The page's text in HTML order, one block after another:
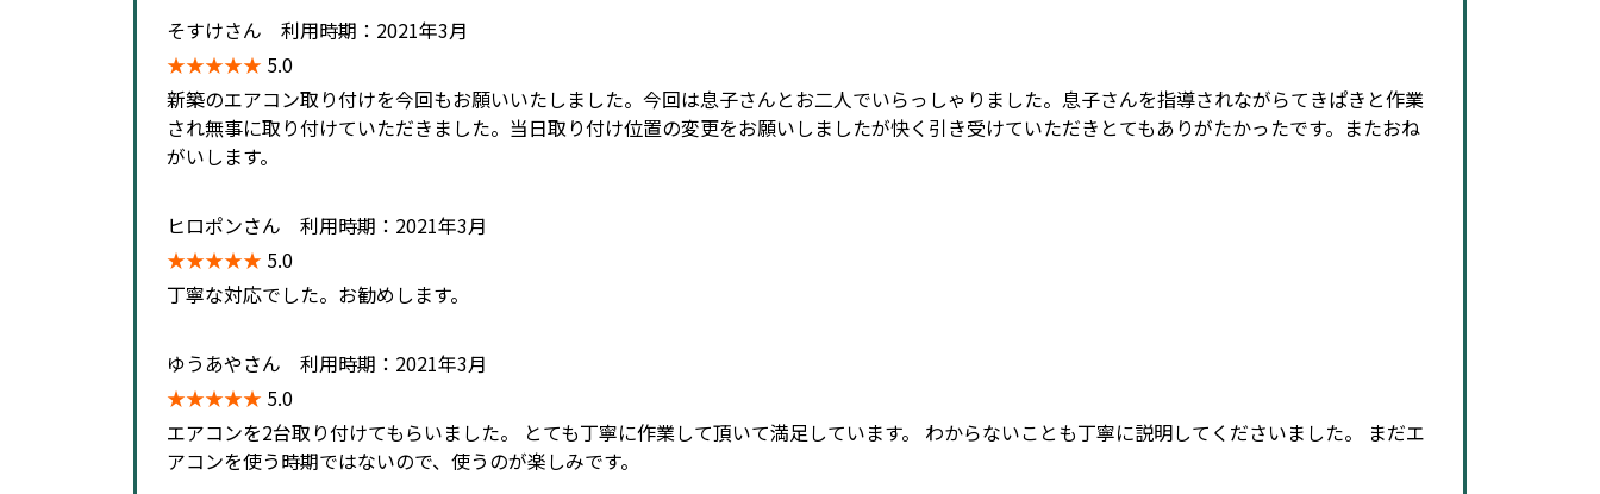
そすけさん 利用時期：2021年3月
★★★★★ 5.0
新築のエアコン取り付けを今回もお願いいたしました。今回は息子さんとお二人でいらっしゃりました。息子さんを指導されながらてきぱきと作業
され無事に取り付けていただきました。当日取り付け位置の変更をお願いしましたが快く引き受けていただきとてもありがたかったです。またおね
がいします。
ヒロポンさん 利用時期：2021年3月
★★★★★ 5.0
丁寧な対応でした。お勧めします。
ゆうあやさん 利用時期：2021年3月
★★★★★ 5.0
エアコンを2台取り付けてもらいました。 とても丁寧に作業して頂いて満足しています。 わからないことも丁寧に説明してくださいました。 まだエ
アコンを使う時期ではないので、使うのが楽しみです。